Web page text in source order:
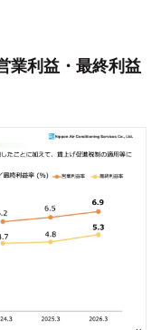
業利益・最終利益